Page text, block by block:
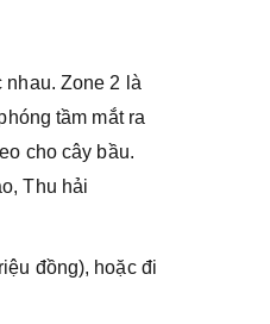
Zone 2 là
tầm mắt ra
cho cây bầu.
Thu hải
đồng), hoặc đi